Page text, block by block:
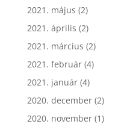
2021. május (2)
2021. április (2)
2021. március (2)
2021. február(4)
2021. január(4)
2020. december(2)
2020. november(1)